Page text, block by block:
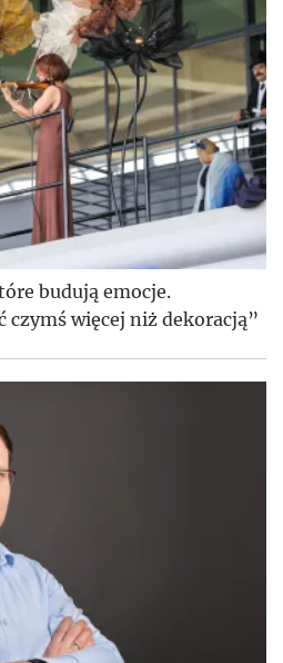
budują emocje.
czymś więcej niż dekoracją”